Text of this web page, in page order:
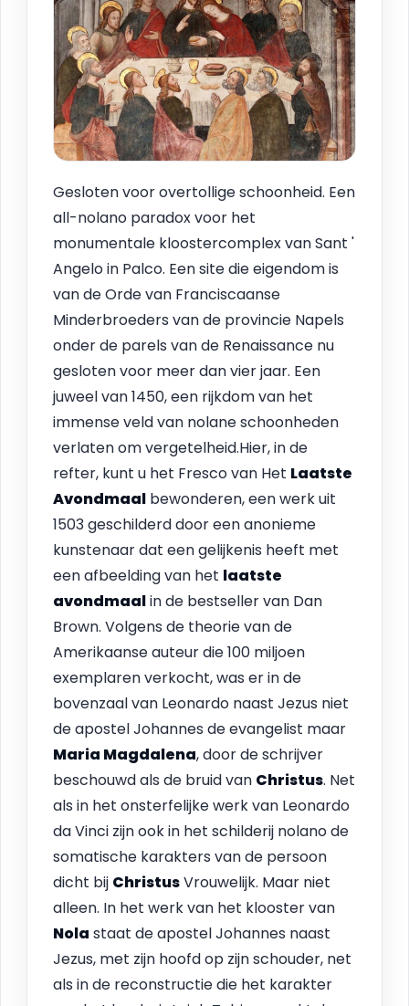
Gesloten voor overtollige schoonheid. Een
all-nolano paradox voor het
monumentale kloostercomplex van Sant '
Angelo in Palco. Een site die eigendom is
van de Orde van Franciscaanse
Minderbroeders van de provincie Napels
onder de parels van de Renaissance nu
gesloten voor meer dan vier jaar. Een
juweel van 1450, een rijkdom van het
immense veld van nolane schoonheden
verlaten om vergetelheid.Hier, in de
refter, kunt u het Fresco van Het Laatste
Avondmaal bewonderen, een werk uit
1503 geschilderd door een anonieme
kunstenaar dat een gelijkenis heeft met
een afbeelding van het laatste
avondmaalin de bestseller van Dan
Brown. Volgens de theorie van de
Amerikaanse auteur die 100 miljoen
exemplaren verkocht, was er in de
bovenzaal van Leonardo naast Jezus niet
de apostel Johannes de evangelist maar
Maria Magdalena, door de schrijver
beschouwd als de bruid van Christus. Net
als in het onsterfelijke werk van Leonardo
da Vinci zijn ook in het schilderij nolano de
somatische karakters van de persoon
dicht bij ChristusVrouwelijk. Maar niet
alleen. In het werk van het klooster van
Nola staat de apostel Johannes naast
Jezus, met zijn hoofd op zijn schouder, net
als in de reconstructie die het karakter